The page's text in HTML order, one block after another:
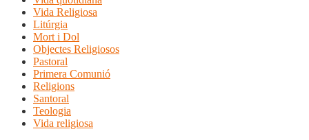
Vida Religiosa
Litúrgia
Mort i Dol
Objectes Religiosos
Pastoral
Primera Comunió
Religions
Santoral
Teologia
Vida religiosa